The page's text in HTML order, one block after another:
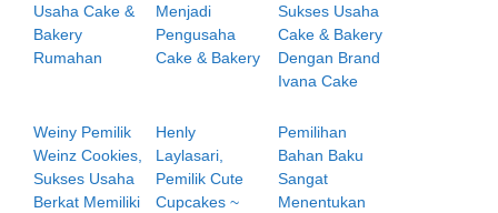
Usaha Cake &
Bakery
Rumahan
Menjadi
Pengusaha
Cake & Bakery
Sukses Usaha
Cake & Bakery
Dengan Brand
Ivana Cake
Weiny Pemilik
Weinz Cookies,
Sukses Usaha
Berkat Memiliki
Henly
Laylasari,
Pemilik Cute
Cupcakes ~
Pemilihan
Bahan Baku
Sangat
Menentukan